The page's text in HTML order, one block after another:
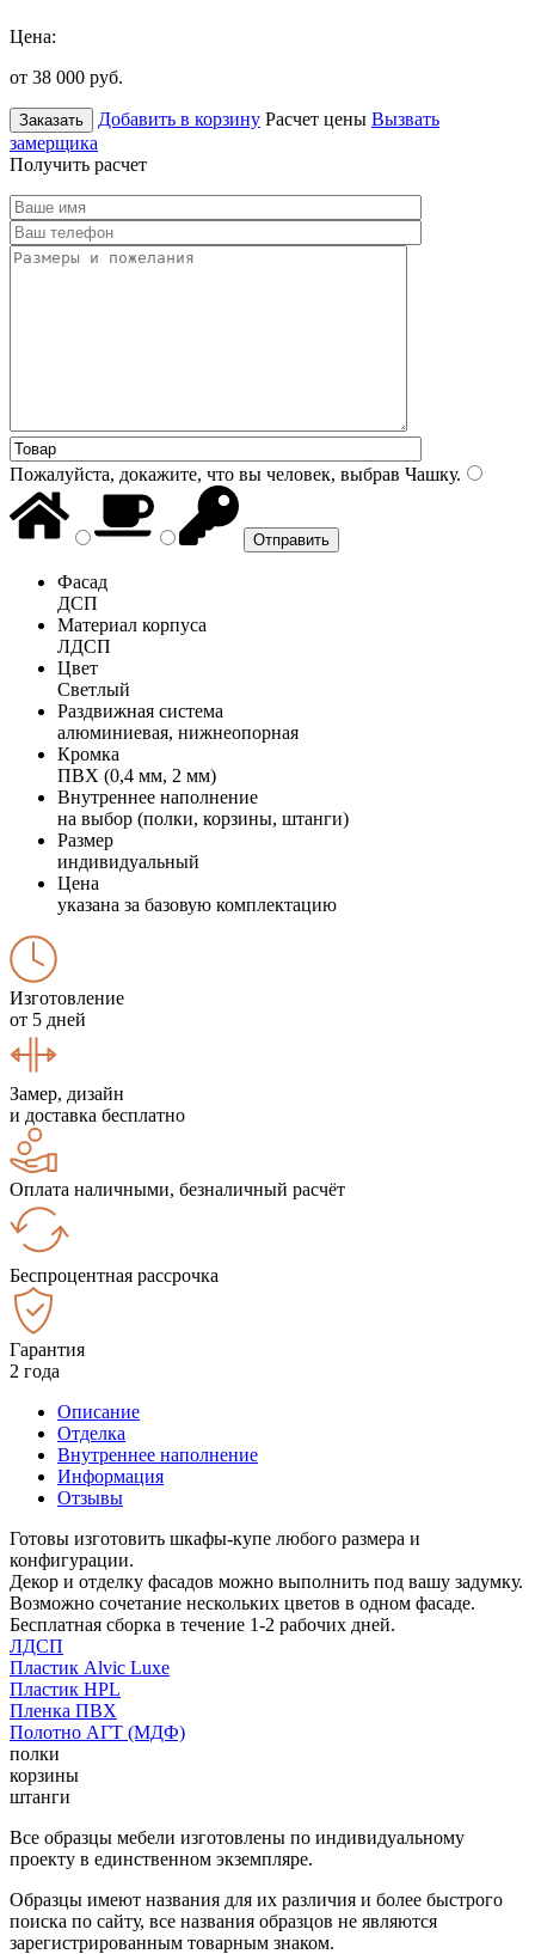
Цена:
от 38 000 руб.
Заказать Добавить в корзину Расчет цены Вызвать
замерщика
Получить расчет
Пожалуйста, докажите, что вы человек, выбрав Чашку.
Фасад
ДСП
Материал корпуса
ЛДСП
Цвет
Светлый
Раздвижная система
алюминиевая, нижнеопорная
Кромка
ПВХ (0,4 мм, 2 мм)
Внутреннее наполнение
на выбор (полки, корзины, штанги)
Размер
индивидуальный
Цена
указана за базовую комплектацию
Изготовление
от 5 дней
Замер, дизайн
и доставка бесплатно
Оплата наличными, безналичный расчёт
Беспроцентная рассрочка
Гарантия
2 года
Описание
Отделка
Внутреннее наполнение
Информация
Отзывы
Готовы изготовить шкафы-купе любого размера и
конфигурации.
Декор и отделку фасадов можно выполнить под вашу задумку.
Возможно сочетание нескольких цветов в одном фасаде.
Бесплатная сборка в течение 1-2 рабочих дней.
ЛДСП
Пластик Alvic Luxe
Пластик HPL
Пленка ПВХ
Полотно АГТ (МДФ)
полки
корзины
штанги
Все образцы мебели изготовлены по индивидуальному
проекту в единственном экземпляре.
Образцы имеют названия для их различия и более быстрого
поиска по сайту, все названия образцов не являются
зарегистрированным товарным знаком.